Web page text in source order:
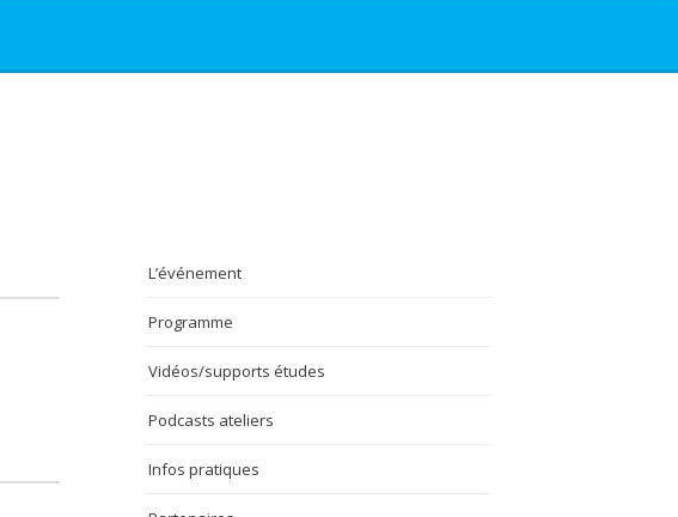
L’événement
Programme
Vidéos/supports études
Podcasts ateliers
Infos pratiques